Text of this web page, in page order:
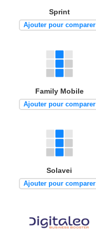
Sprint
Ajouter pour comparer
Family Mobile
Ajouter pour comparer
Solavei
Ajouter pour comparer